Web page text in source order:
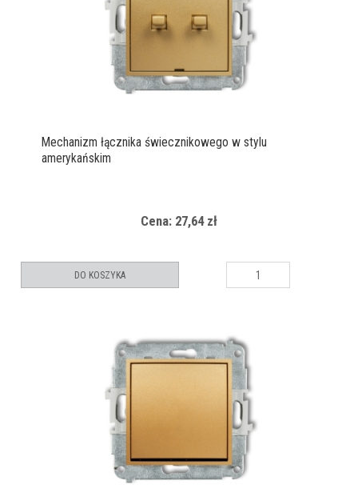
Mechanizm łącznika świecznikowego w stylu
amerykańskim
Cena: 27,64 zł
DO KOSZYKA